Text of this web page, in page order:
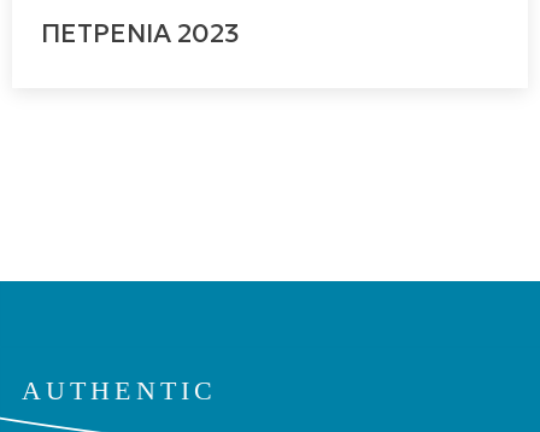
ΠΕΤΡΕΝΙΑ 2023